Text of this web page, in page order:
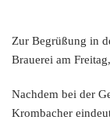
Zur Begrüßung in
Brauerei am
Nachdem bei der
Krombacher